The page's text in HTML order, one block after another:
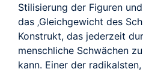
Stilisierung der Figuren
das ‚Gleichgewicht des
Konstrukt, das jederzeit
menschliche Schwächen
kann. Einer der